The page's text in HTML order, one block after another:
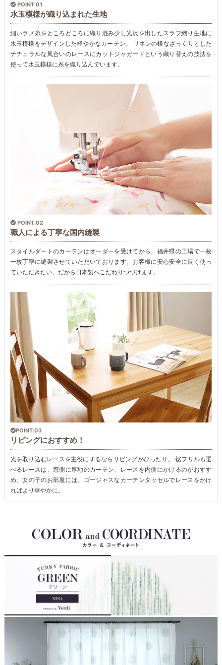
POINT.01
水玉模様が織り込まれた生地
細いラメ糸をところどころに織り混み少し光沢を出したスラブ織り生地に
水玉模様をデザインした軽やかなカーテン。 リネンの様なざっくりとした
ナチュラルな風合いのレースにカットジャガードという織り替えの技法を
使って水玉模様に糸を織り込んでいます。
POINT.02
職人による丁寧な国内縫製
スタイルダートのカーテンはオーダーを受けてから、福井県の工場で一枚
一枚丁寧に縫製させていただいております。お客様に安心安全に長く使っ
ていただきたい、だから日本製へこだわりつづけます。
POINT.03
リビングにおすすめ！
光を取り込むレースを主役にするならリビングがぴったり。 裾フリルも選
べるレースは、窓側に厚地のカーテン、レースを内側にかけるのがおすす
め。女の子のお部屋には、ゴージャスなカーテンタッセルでレースをかけ
ればより華やかに。